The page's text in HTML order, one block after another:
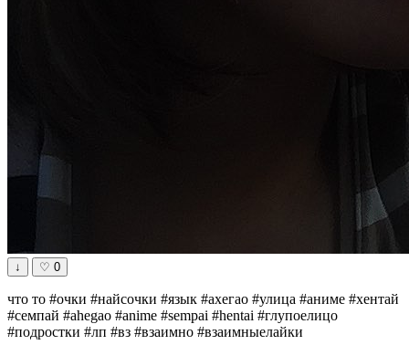
↓ ♡ 0
что то #очки #найсочки #язык #ахегао #улица #аниме #хентай
#семпай #ahegao #anime #sempai #hentai #глупоелицо
#подростки #лп #вз #взаимно #взаимныелайки